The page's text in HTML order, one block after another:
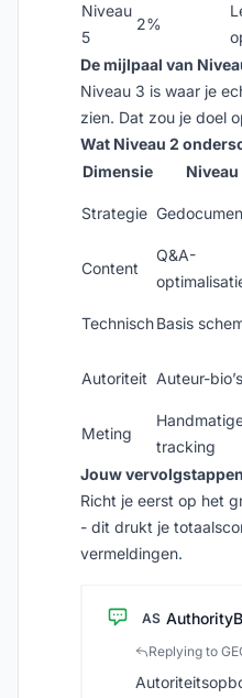
Niveau
5
2%
De mijlpaal van
Niveau 3 is waar je
zien. Dat zou je doel
Wat Niveau 2
Dimensie
Niveau
Strategie
Content
Q&A-
TechnischBasis
Autoriteit Auteur-bio’s
Meting
tracking
Jouw
Richt je eerst op het
- dit drukt je
vermeldingen.
AS
Replying to